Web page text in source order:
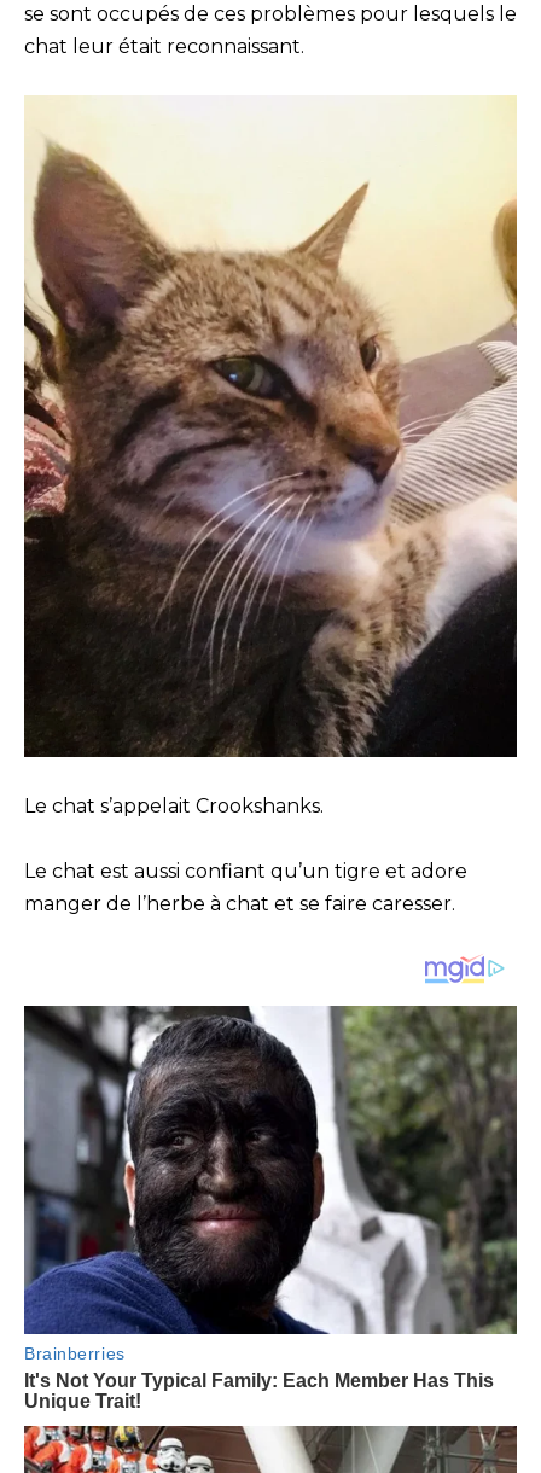
se sont occupés de ces problèmes pour lesquels le
chat leur était reconnaissant.
Le chat s’appelait Crookshanks.
Le chat est aussi confiant qu’un tigre et adore
manger de l’herbe à chat et se faire caresser.